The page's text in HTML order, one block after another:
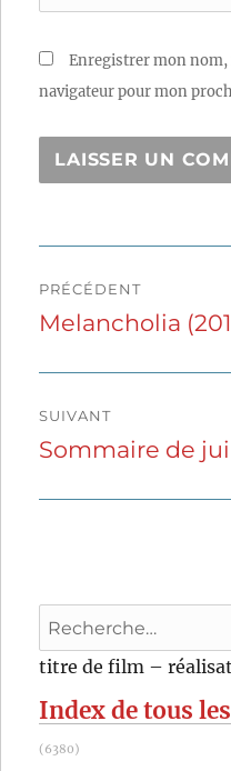
Enregistrer mon
navigateur pour mon
de
PRÉCÉDENT
Publication
Melancholia
SUIVANT
Publication
Sommaire de
Recherche
pour
:
titre de film –
Index de tous
(6380)